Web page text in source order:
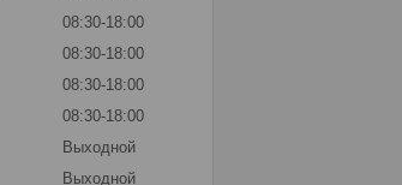
08:30-18:00
08:30-18:00
08:30-18:00
08:30-18:00
Выходной
Выходной